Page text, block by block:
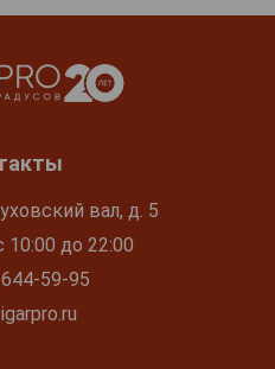
вал, д. 5
до 22:00
59-95